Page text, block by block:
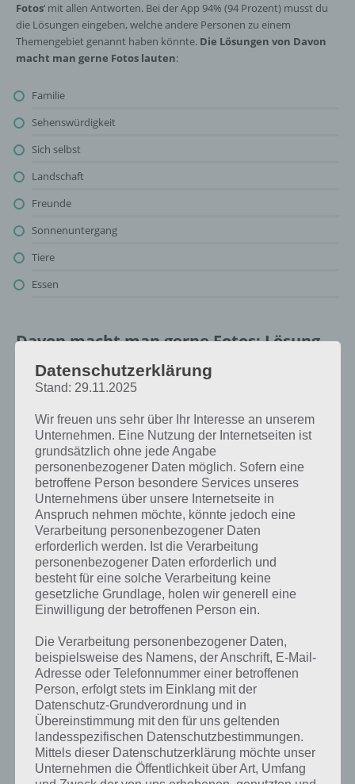
Fotos‘ mit allen Antworten. Bei der App 94% (94 Prozent) musst du
die Lösungen eingeben, welche andere Personen zu einem
Themengebiet genannt haben könnte. Die Lösungen von Davon
macht man gerne Fotos lauten:
Familie
Sehenswürdigkeit
Sich selbst
Landschaft
Freunde
Sonnenuntergang
Tiere
Essen
Davon macht man gerne Fotos: Lösung
für 94%
Oben findest du bereits die Lösung rund um Davon macht man
gerne Fotos. Da die Reihenfolge bei jedem Spieler anders ist, können
wir dir nicht das exakte Level anzeigen, weshalb du über unsere
Komplettlösung jedoch trotzdem zu jedem Sachverhalt die
entsprechenden Antworten findest!
Weitere Lösungen zu 94%
gesucht? Schaue inunsere
Komplettlösung zur App! Dort
kannst du mit der Suche
schnell die Antworten und
Lösungen der über 300 Level
finden!
Du findest Lösungen auch ohne unsere Hilfe, indem du in der App
Münzen einsetzt. Da diese jedoch begrenzt sind, hast du hier stets
die Möglichkeit alle Antworten zu finden!
Datenschutzerklärung
Stand: 29.11.2025
Wir freuen uns sehr über Ihr Interesse an unserem
Unternehmen. Eine Nutzung der Internetseiten ist
grundsätzlich ohne jede Angabe
personenbezogener Daten möglich. Sofern eine
betroffene Person besondere Services unseres
Unternehmens über unsere Internetseite in
Anspruch nehmen möchte, könnte jedoch eine
Verarbeitung personenbezogener Daten
erforderlich werden. Ist die Verarbeitung
personenbezogener Daten erforderlich und
besteht für eine solche Verarbeitung keine
gesetzliche Grundlage, holen wir generell eine
Einwilligung der betroffenen Person ein.
Die Verarbeitung personenbezogener Daten,
beispielsweise des Namens, der Anschrift, E-Mail-
Adresse oder Telefonnummer einer betroffenen
Person, erfolgt stets im Einklang mit der
Datenschutz-Grundverordnung und in
Übereinstimmung mit den für uns geltenden
landesspezifischen Datenschutzbestimmungen.
Mittels dieser Datenschutzerklärung möchte unser
Unternehmen die Öffentlichkeit über Art, Umfang